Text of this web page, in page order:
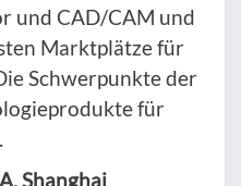
und CAD/CAM und
Marktplätze für
Schwerpunkte der
für
Shanghai